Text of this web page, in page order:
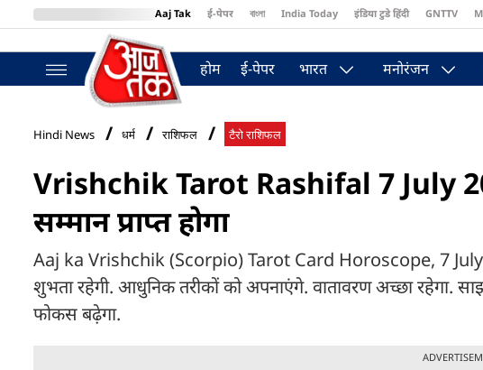
Aaj Tak ई-पेपर বাংলা India Today इंडिया टुडे हिंदी GNTTV
BT Bazaar
होम ई-पेपर भारत मनोरंजन
Hindi News धर्म राशिफल टैरो राशिफल
Vrishchik Tarot Rashifal 7 July
सम्मान प्राप्त होगा
Aaj ka Vrishchik (Scorpio) Tarot Card Horoscope, 7 July
शुभता रहेगी. आधुनिक तरीकों को अपनाएंगे. वातावरण अच्छा रहेगा.
फोकस बढ़ेगा.